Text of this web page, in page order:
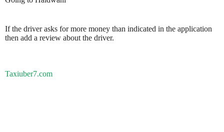
If the driver asks for more money than indicated in the application
then add a review about the driver.
Taxiuber7.com